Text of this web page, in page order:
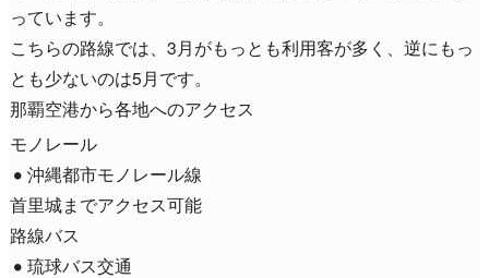
っています。
こちらの路線では、3月がもっとも利用客が多く、逆にもっ
とも少ないのは5月です。
那覇空港から各地へのアクセス
モノレール
沖縄都市モノレール線
首里城までアクセス可能
路線バス
琉球バス交通